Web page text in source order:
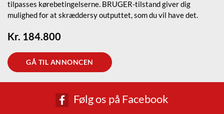
tilpasses kørebetingelserne. BRUGER-tilstand giver dig
mulighed for at skræddersy outputtet, som du vil have det.
Kr. 184.800
GÅ TIL ANNONCEN
Følg os på Facebook